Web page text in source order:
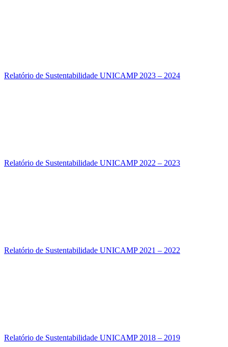
Relatório de Sustentabilidade UNICAMP 2023 – 2024
Relatório de Sustentabilidade UNICAMP 2022 – 2023
Relatório de Sustentabilidade UNICAMP 2021 – 2022
Relatório de Sustentabilidade UNICAMP 2018 – 2019